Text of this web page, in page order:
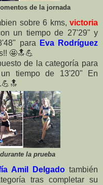
de la jornada
sobre 6 kms, victoria
un tiempo de 27'29" y
para
Eva Rodríguez
🤩🔝💪
de la categoría para
tiempo de 13'20" En
💪 🔝
la prueba
Amil Delgado también
tras completar su